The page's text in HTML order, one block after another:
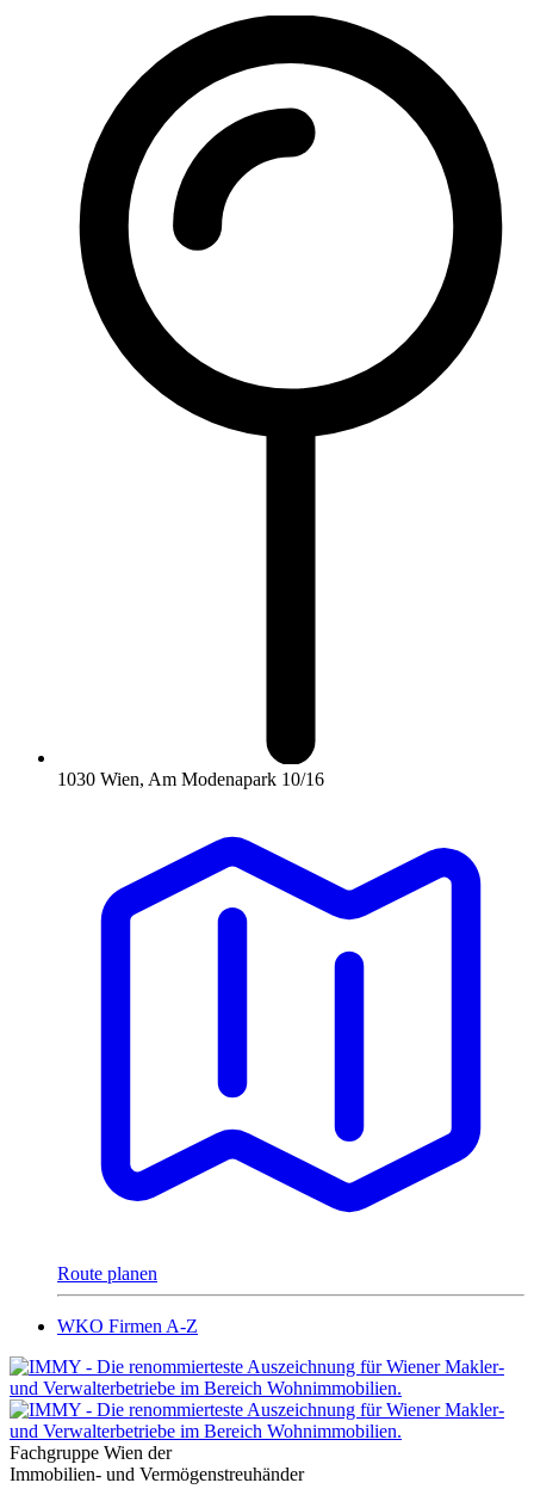
1030 Wien, Am Modenapark 10/16
Route planen
WKO Firmen A-Z
Fachgruppe Wien der
Immobilien- und Vermögenstreuhänder